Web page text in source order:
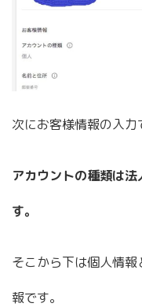
次にお客様情報の入力
アカウントの種類は
す。
そこから下は個人情
報です。